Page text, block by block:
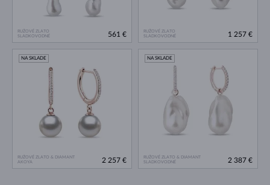
RUŽOVÉ ZLATO
SLADKOVODNÉ
561 €
RUŽOVÉ ZLATO
SLADKOVODNÉ
1 257 €
RUŽOVÉ ZLATO & DIAMANT
AKOYA
NA SKLADE
2 257 €
RUŽOVÉ ZLATO & DIAMANT
SLADKOVODNÉ
NA SKLADE
2 387 €